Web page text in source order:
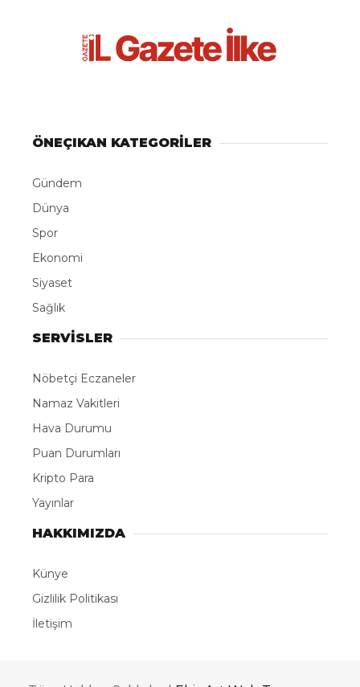
ÖNEÇIKAN KATEGORİLER
Gündem
Dünya
Spor
Ekonomi
Siyaset
Sağlık
SERVİSLER
Nöbetçi Eczaneler
Namaz Vakitleri
Hava Durumu
Puan Durumları
Kripto Para
Yayınlar
HAKKIMIZDA
Künye
Gizlilik Politikası
İletişim